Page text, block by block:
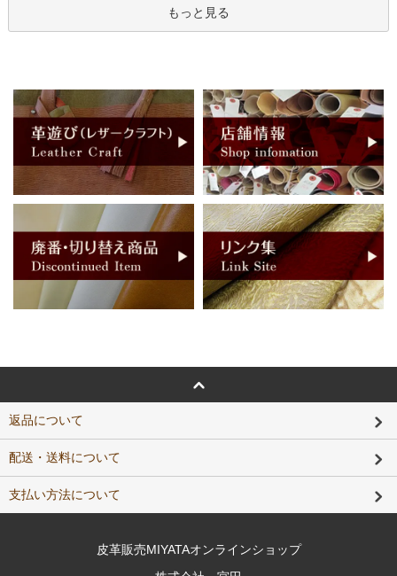
もっと見る
返品について
配送・送料について
支払い方法について
皮革販売MIYATAオンラインショップ